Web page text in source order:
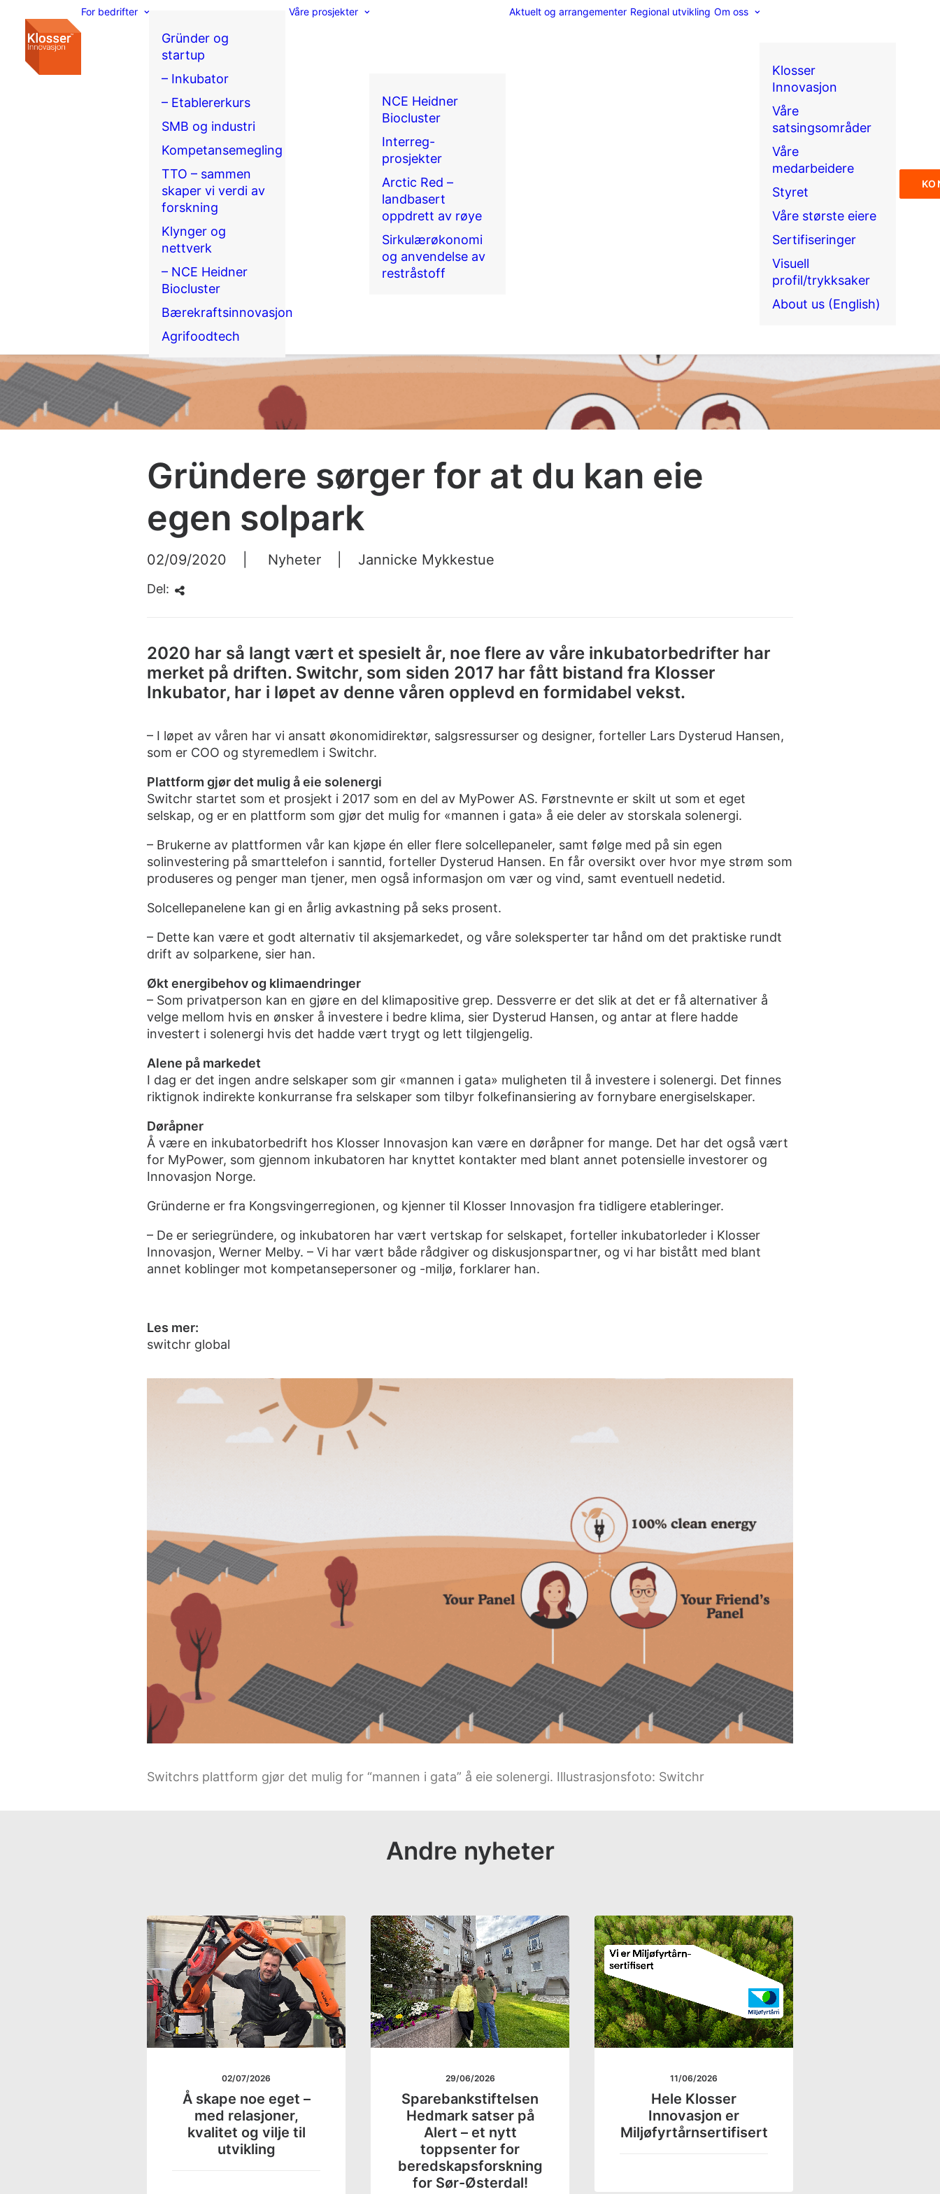
For bedrifter
Gründer og
startup
– Inkubator
– Etablererkurs
SMB og industri
Kompetansemegling
TTO – sammen
skaper vi verdi av
forskning
Klynger og
nettverk
– NCE Heidner
Biocluster
Bærekraftsinnovasjon
Agrifoodtech
Våre prosjekter
NCE Heidner
Biocluster
Interreg-
prosjekter
Arctic Red –
landbasert
oppdrett av røye
Sirkulærøkonomi
og anvendelse av
restråstoff
Aktuelt og arrangementer Regional utvikling Om oss
Klosser
Innovasjon
Våre
satsingsområder
Våre
medarbeidere
Styret
Våre største eiere
Sertifiseringer
Visuell
profil/trykksaker
About us (English)
Gründere sørger for at du kan eie
egen solpark
02/09/2020 Nyheter Jannicke Mykkestue
Del:
2020 har så langt vært et spesielt år, noe flere av våre inkubatorbedrifter har
merket på driften. Switchr, som siden 2017 har fått bistand fra Klosser
Inkubator, har i løpet av denne våren opplevd en formidabel vekst.
– I løpet av våren har vi ansatt økonomidirektør, salgsressurser og designer, forteller Lars Dysterud Hansen,
som er COO og styremedlem i Switchr.
Plattform gjør det mulig å eie solenergi
Switchr startet som et prosjekt i 2017 som en del av MyPower AS. Førstnevnte er skilt ut som et eget
selskap, og er en plattform som gjør det mulig for «mannen i gata» å eie deler av storskala solenergi.
– Brukerne av plattformen vår kan kjøpe én eller flere solcellepaneler, samt følge med på sin egen
solinvestering på smarttelefon i sanntid, forteller Dysterud Hansen. En får oversikt over hvor mye strøm som
produseres og penger man tjener, men også informasjon om vær og vind, samt eventuell nedetid.
Solcellepanelene kan gi en årlig avkastning på seks prosent.
– Dette kan være et godt alternativ til aksjemarkedet, og våre soleksperter tar hånd om det praktiske rundt
drift av solparkene, sier han.
Økt energibehov og klimaendringer
– Som privatperson kan en gjøre en del klimapositive grep. Dessverre er det slik at det er få alternativer å
velge mellom hvis en ønsker å investere i bedre klima, sier Dysterud Hansen, og antar at flere hadde
investert i solenergi hvis det hadde vært trygt og lett tilgjengelig.
Alene på markedet
I dag er det ingen andre selskaper som gir «mannen i gata» muligheten til å investere i solenergi. Det finnes
riktignok indirekte konkurranse fra selskaper som tilbyr folkefinansiering av fornybare energiselskaper.
Døråpner
Å være en inkubatorbedrift hos Klosser Innovasjon kan være en døråpner for mange. Det har det også vært
for MyPower, som gjennom inkubatoren har knyttet kontakter med blant annet potensielle investorer og
Innovasjon Norge.
Gründerne er fra Kongsvingerregionen, og kjenner til Klosser Innovasjon fra tidligere etableringer.
– De er seriegründere, og inkubatoren har vært vertskap for selskapet, forteller inkubatorleder i Klosser
Innovasjon, Werner Melby. – Vi har vært både rådgiver og diskusjonspartner, og vi har bistått med blant
annet koblinger mot kompetansepersoner og -miljø, forklarer han.
Les mer:
switchr global
Switchrs plattform gjør det mulig for “mannen i gata” å eie solenergi. Illustrasjonsfoto: Switchr
Andre nyheter
02/07/2026
Å skape noe eget –
med relasjoner,
kvalitet og vilje til
utvikling
29/06/2026
Sparebankstiftelsen
Hedmark satser på
Alert – et nytt
toppsenter for
beredskapsforskning
for Sør-Østerdal!
11/06/2026
Hele Klosser
Innovasjon er
Miljøfyrtårnsertifisert